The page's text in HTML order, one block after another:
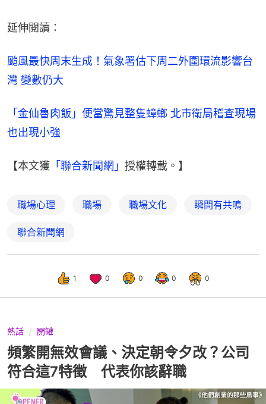
延伸閱讀：
颱風最快周末生成！氣象署估下周二外圍環流影響台
灣 變數仍大
「金仙魯肉飯」便當驚見整隻蟑螂 北市衛局稽查現場
也出現小強
【本文獲 「聯合新聞網」 授權轉載。】
職場心理 職場 職場文化 瞬間有共鳴
聯合新聞網
1 0 0 0 0
熱話 開罐
頻繁開無效會議、決定朝令夕改？公司
符合這7特徵 代表你該辭職